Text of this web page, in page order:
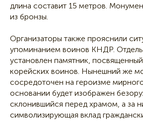
длина составит 15 метров.
из бронзы.
Организаторы также прояснили
упоминанием воинов КНДР.
установлен памятник,
корейских воинов. Нынешний же
сосредоточен на героизме
основании будет изображен
склонившийся перед храмом, а за
символизирующая вклад